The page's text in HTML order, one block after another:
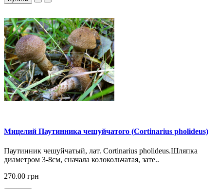
Мицелий Паутинника чешуйчатого (Cortinarius pholideus)
Паутинник чешуйчатый, лат. Cortinarius pholideus.Шляпка
диаметром 3-8см, сначала колокольчатая, зате..
270.00 грн